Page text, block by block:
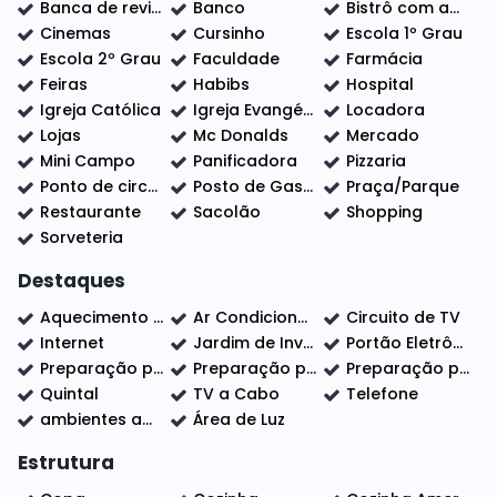
planejado
✔ Cozinha completa com planejados, forno elétrico,
cooktop e exaustor
✔ Área gourmet planejada, com churrasqueira e ar-
condicionado
✔ 2 vagas de garagem
E agora o que realmente eleva o nível do imóvel:
🔋 Boiler de 500 litros
☀ Energia fotovoltaica com 8 placas
Isso significa mais conforto térmico, economia
mensal na conta de energia e um imóvel mais
valorizado ao longo do tempo. Não é apenas
Hoje, casas completas assim, com planejados em
Banca de revistas
Banco
Bistrô com adega
Cinemas
Cursinho
Escola 1º Grau
Escola 2º Grau
Faculdade
Farmácia
Feiras
Habibs
Hospital
Igreja Católica
Igreja Evangélica
Locadora
Lojas
Mc Donalds
Mercado
Mini Campo
Panificadora
Pizzaria
Ponto de circular
Posto de Gasolina
Praça/Parque
Restaurante
Sacolão
Shopping
Sorveteria
Destaques
Aquecimento Central Ar Condicionado
Circuito de TV
Internet
Jardim de Inverno
Portão Eletrônico
Preparação para Aquecimento Solar
Preparação para Energia Fotovoltaica
Preparação para ar condicionado
Quintal
TV a Cabo
Telefone
ambientes amplos
Área de Luz
Estrutura